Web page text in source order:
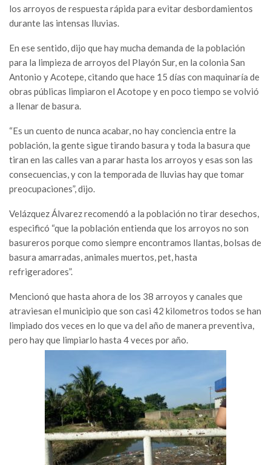
los arroyos de respuesta rápida para evitar desbordamientos
durante las intensas lluvias.
En ese sentido, dijo que hay mucha demanda de la población
para la limpieza de arroyos del Playón Sur, en la colonia San
Antonio y Acotepe, citando que hace 15 días con maquinaría de
obras públicas limpiaron el Acotope y en poco tiempo se volvió
a llenar de basura.
“Es un cuento de nunca acabar, no hay conciencia entre la
población, la gente sigue tirando basura y toda la basura que
tiran en las calles van a parar hasta los arroyos y esas son las
consecuencias, y con la temporada de lluvias hay que tomar
preocupaciones”, dijo.
Velázquez Álvarez recomendó a la población no tirar desechos,
especificó “que la población entienda que los arroyos no son
basureros porque como siempre encontramos llantas, bolsas de
basura amarradas, animales muertos, pet, hasta
refrigeradores”.
Mencionó que hasta ahora de los 38 arroyos y canales que
atraviesan el municipio que son casi 42 kilometros todos se han
limpiado dos veces en lo que va del año de manera preventiva,
pero hay que limpiarlo hasta 4 veces por año.